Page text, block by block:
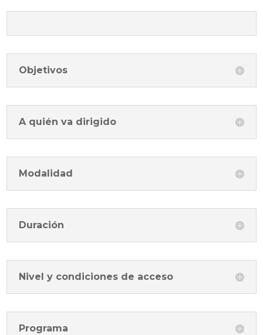
Objetivos
A quién va dirigido
Modalidad
Duración
Nivel y condiciones de acceso
Programa